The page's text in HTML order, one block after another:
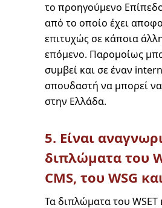
το προηγούμενο
από το οποίο έχει
επιτυχώς σε κάποια
επόμενο. Παρομοίως
συμβεί και σε έναν
σπουδαστή να μπορεί
στην Ελλάδα.
5. Είναι
διπλώματα του
CMS, του WSG
Τα διπλώματα του WSET